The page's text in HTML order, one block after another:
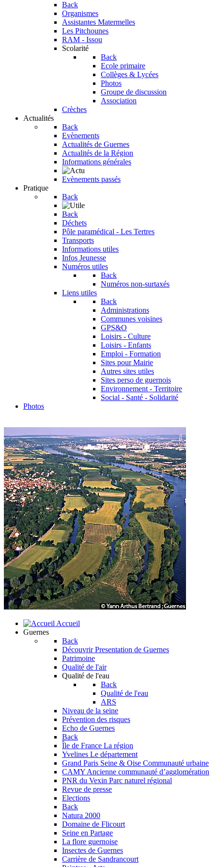
Back
Organismes
Assistantes Matermelles
Les Pitchounes
RAM - Issou
Scolarité
Back
Ecole primaire
Collèges & Lycées
Photos
Groupe de discussion
Association
Crèches
Actualités
Back
Evènements
Actualités de Guernes
Actualités de la Région
Informations générales
Evènements passés
Pratique
Back
Back
Déchets
Pôle paramédical - Les Tertres
Transports
Informations utiles
Infos Jeunesse
Numéros utiles
Back
Numéros non-surtaxés
Liens utiles
Back
Administrations
Communes voisines
GPS&O
Loisirs - Culture
Loisirs - Enfants
Emploi - Formation
Sites pour Mairie
Autres sites utiles
Sites perso de guernois
Environnement - Territoire
Social - Santé - Solidarité
Photos
Accueil
Guernes
Back
Découvrir Presentation de Guernes
Patrimoine
Qualité de l'air
Qualité de l'eau
Back
Qualité de l'eau
ARS
Niveau de la seine
Prévention des risques
Echo de Guernes
Back
Île de France La région
Yvelines Le département
Grand Paris Seine & Oise Communauté urbaine
CAMY Ancienne communauté d’agglomération
PNR du Vexin Parc naturel régional
Revue de presse
Elections
Back
Natura 2000
Domaine de Flicourt
Seine en Partage
La flore guernoise
Insectes de Guernes
Carrière de Sandrancourt